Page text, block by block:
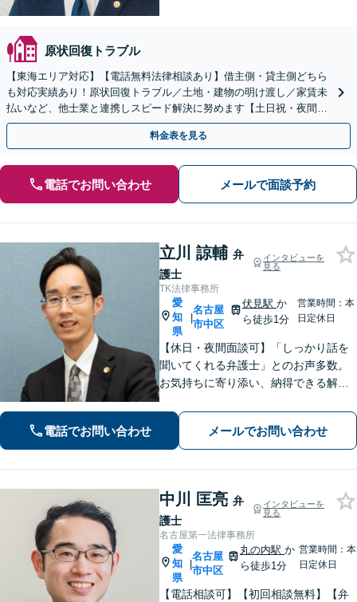
原状回復トラブル
【東海エリア対応】【電話無料法律相談あり】借主側・貸主側どちら
も対応実績あり！原状回復トラブル／土地・建物の明け渡し／家賃未
払いなど、他士業と連携しスピード解決に努めます【土日祝・夜間対
応】【オンライン面談可】【完全個室】
料金表を見る
電話でお問い合わせ メールで面談予約
立川 諒輔 弁
護士
インタビューを
見る
TK法律事務所
愛
知
県
|
名古屋
市中区
伏見駅 か
ら徒歩1分
営業時間：本
日定休日
【休日・夜間面談可】「しっかり話を
聞いてくれる弁護士」とのお声多数。
お気持ちに寄り添い、納得できる解決
理・企業法務など幅広く対応】複数弁
護士で協議しながら進める体制で、安
心してご相談いただけます。
電話でお問い合わせ メールでお問い合わせ
中川 匡亮 弁
護士
インタビューを
見る
名古屋第一法律事務所
愛
知
県
|
名古屋
市中区
丸の内駅か
ら徒歩1分
営業時間：本
日定休日
【電話相談可】【初回相談無料】【弁